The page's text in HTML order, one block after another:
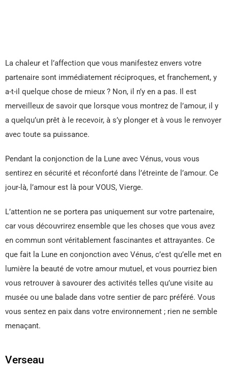
La chaleur et l’affection que vous manifestez envers votre
partenaire sont immédiatement réciproques, et franchement, y
a-t-il quelque chose de mieux ? Non, il n’y en a pas. Il est
merveilleux de savoir que lorsque vous montrez de l’amour, il y
a quelqu’un prêt à le recevoir, à s’y plonger et à vous le renvoyer
avec toute sa puissance.
Pendant la conjonction de la Lune avec Vénus, vous vous
sentirez en sécurité et réconforté dans l’étreinte de l’amour. Ce
jour-là, l’amour est là pour VOUS, Vierge.
L’attention ne se portera pas uniquement sur votre partenaire,
car vous découvrirez ensemble que les choses que vous avez
en commun sont véritablement fascinantes et attrayantes. Ce
que fait la Lune en conjonction avec Vénus, c’est qu’elle met en
lumière la beauté de votre amour mutuel, et vous pourriez bien
vous retrouver à savourer des activités telles qu’une visite au
musée ou une balade dans votre sentier de parc préféré. Vous
vous sentez en paix dans votre environnement ; rien ne semble
menaçant.
Verseau